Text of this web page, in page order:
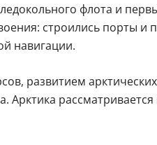
флота и
строились порты
навигации.
развитием